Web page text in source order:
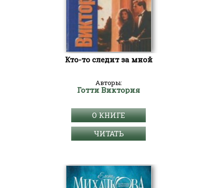
Кто-то следит за мной
Авторы:
Готти Виктория
О КНИГЕ
ЧИТАТЬ